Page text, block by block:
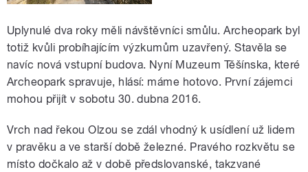
Uplynulé dva roky měli návštěvníci smůlu. Archeopark byl
totiž kvůli probíhajícím výzkumům uzavřený. Stavěla se
navíc nová vstupní budova. Nyní Muzeum Těšínska, které
Archeopark spravuje, hlásí: máme hotovo. První zájemci
mohou přijít v sobotu 30. dubna 2016.
Vrch nad řekou Olzou se zdál vhodný k usídlení už lidem
v pravěku a ve starší době železné. Pravého rozkvětu se
místo dočkalo až v době předslovanské, takzvané